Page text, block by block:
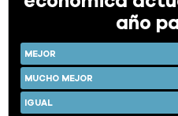
año
MEJOR
MUCHO MEJOR
IGUAL